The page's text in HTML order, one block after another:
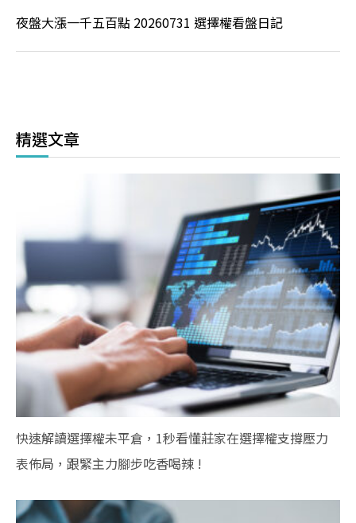
夜盤大漲一千五百點 20260731 選擇權看盤日記
精選文章
快速解讀選擇權未平倉，1秒看懂莊家在選擇權支撐壓力
表佈局，跟緊主力腳步吃香喝辣 !